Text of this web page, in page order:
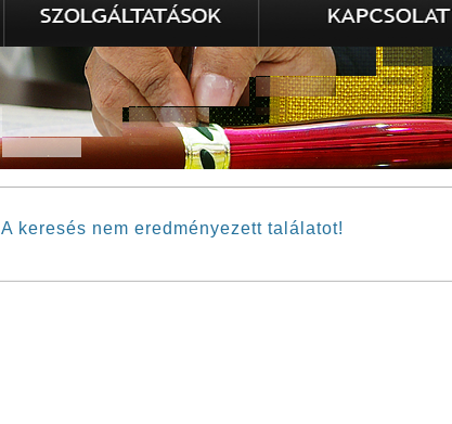
A keresés nem eredményezett találatot!